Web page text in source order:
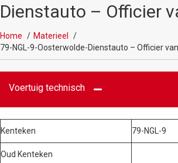
Dienstauto – Officier
Home
Materieel
79-NGL-9-Oosterwolde-Dienstauto – Officier
Voertuig technisch
Kenteken 79-NGL-9
Oud Kenteken